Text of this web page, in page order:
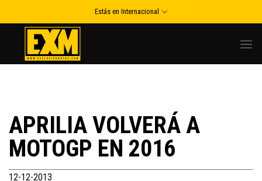
to
Estás en Internacional
APRILIA VOLVERÁ A
MOTOGP EN 2016
12-12-2013